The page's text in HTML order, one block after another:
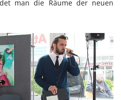
man die Räume der neuen